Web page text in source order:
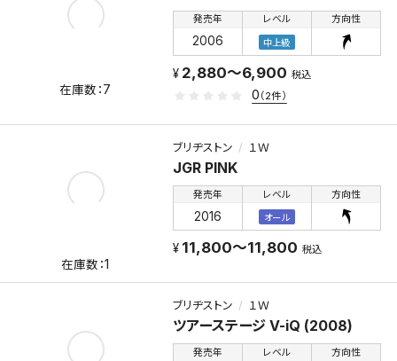
発売年
2006
レベル
中上級
方向性
7
2,880～6,900 税込
0 （2件）
ブリヂストン １Ｗ
JGR PINK
発売年
2016
レベル
オール
方向性
1
11,800～11,800 税込
ブリヂストン １Ｗ
ツアーステージ V-iQ (2008)
発売年 レベル 方向性